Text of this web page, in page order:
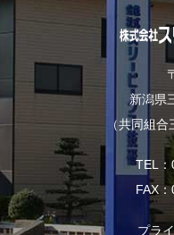
新潟県
（共同組
TEL
FAX
プラ